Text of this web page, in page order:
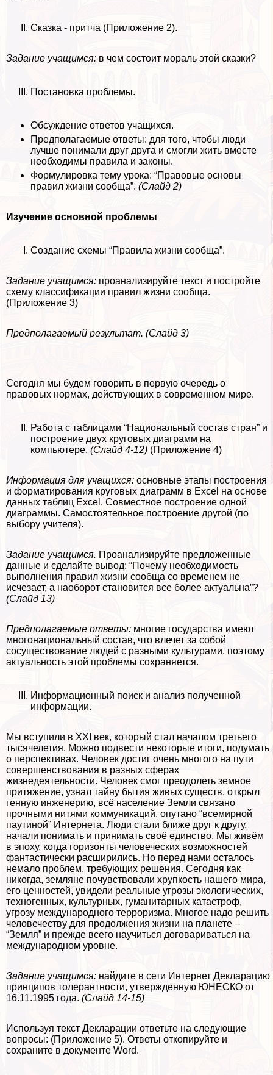
Сказка - притча (Приложение 2).
Задание учащимся: в чем состоит мораль этой сказки?
Постановка проблемы.
Обсуждение ответов учащихся.
Предполагаемые ответы: для того, чтобы люди
лучше понимали друг друга и смогли жить вместе
необходимы правила и законы.
Формулировка тему урока: “Правовые основы
правил жизни сообща”. (Слайд 2)
Изучение основной проблемы
Создание схемы “Правила жизни сообща”.
Задание учащимся: проанализируйте текст и постройте
схему классификации правил жизни сообща.
(Приложение 3)
Предполагаемый результат. (Слайд 3)
Сегодня мы будем говорить в первую очередь о
правовых нормах, действующих в современном мире.
Работа с таблицами “Национальный состав стран” и
построение двух круговых диаграмм на
компьютере. (Слайд 4-12) (Приложение 4)
Информация для учащихся: основные этапы построения
и форматирования круговых диаграмм в Excel на основе
данных таблиц Excel. Совместное построение одной
диаграммы. Самостоятельное построение другой (по
выбору учителя).
Задание учащимся. Проанализируйте предложенные
данные и сделайте вывод: “Почему необходимость
выполнения правил жизни сообща со временем не
исчезает, а наоборот становится все более актуальна”?
(Слайд 13)
Предполагаемые ответы: многие государства имеют
многонациональный состав, что влечет за собой
сосуществование людей с разными культурами, поэтому
актуальность этой проблемы сохраняется.
Информационный поиск и анализ полученной
информации.
Мы вступили в XXI век, который стал началом третьего
тысячелетия. Можно подвести некоторые итоги, подумать
о перспективах. Человек достиг очень многого на пути
совершенствования в разных сферах
жизнедеятельности. Человек смог преодолеть земное
притяжение, узнал тайну бытия живых существ, открыл
генную инженерию, всё население Земли связано
прочными нитями коммуникаций, опyтaно “всемирной
паутиной” Интернета. Люди стали ближе друг к другу,
начали понимать и принимать своё единство. Мы живём
в эпоху, когда горизонты человеческих возможностей
фантастически расширились. Но перед нами осталось
немало проблем, требующих решения. Сегодня как
никогда, земляне почувствовали хрупкость нашего мира,
его ценностей, увидели реальные угрозы экологических,
техногенных, культурных, гуманитарных катастроф,
угрозу международного терроризма. Многое надо решить
человечеству для продолжения жизни на планете –
“Земля” и прежде всего научиться договариваться на
международном уровне.
Задание учащимся: найдите в сети Интернет Декларацию
принципов толерантности, утвержденную ЮНЕСКО от
16.11.1995 года. (Слайд 14-15)
Используя текст Декларации ответьте на следующие
вопросы: (Приложение 5). Ответы откопируйте и
сохраните в документе Word.